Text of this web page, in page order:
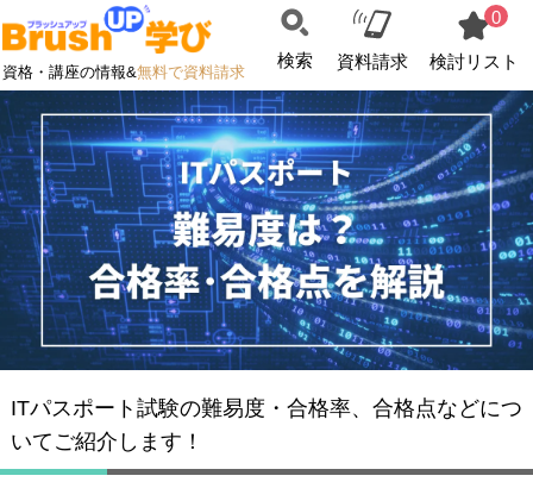
資格・講座の情報&無料で資料請求
検索 資料請求
0
検討リスト
ITパスポート試験の難易度・合格率、合格点などにつ
いてご紹介します！